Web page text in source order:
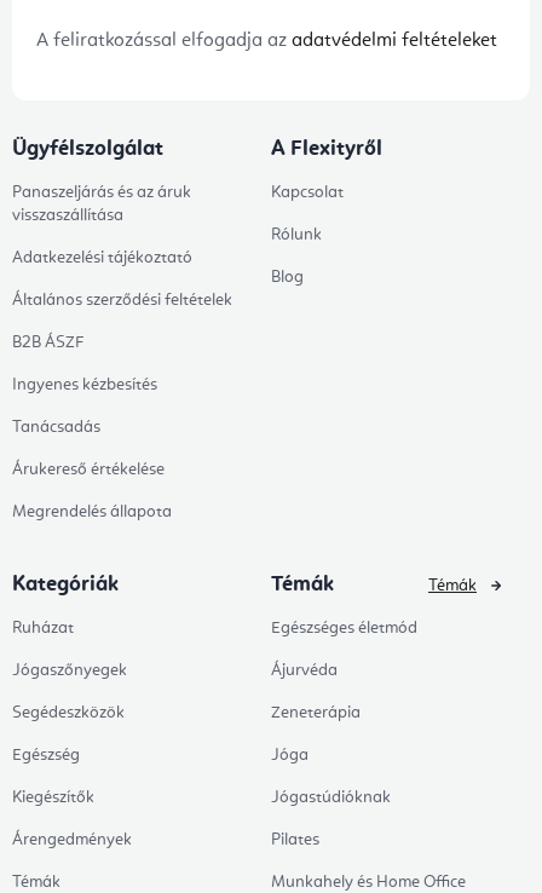
A feliratkozással elfogadja az adatvédelmi feltételeket
Ügyfélszolgálat
Panaszeljárás és az áruk
visszaszállítása
Adatkezelési tájékoztató
Általános szerződési feltételek
B2B ÁSZF
Ingyenes kézbesítés
Tanácsadás
Árukereső értékelése
Megrendelés állapota
A Flexityről
Kapcsolat
Rólunk
Blog
Kategóriák
Ruházat
Jógaszőnyegek
Segédeszközök
Egészség
Kiegészítők
Árengedmények
Témák
Témák
Egészséges életmód
Ájurvéda
Zeneterápia
Jóga
Jógastúdióknak
Pilates
Munkahely és Home Office
Témák